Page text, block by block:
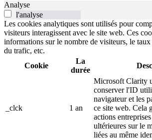
Analyse
l'analyse
Les cookies analytiques sont utilisés pour
visiteurs interagissent avec le site web. Ces
informations sur le nombre de visiteurs, le
du trafic, etc.
Cookie
La
durée
_clck 1 an
Microsoft Clarity
conserver l'ID
navigateur et les
ce site web. Cela
actions
ultérieures sur le
liées au même